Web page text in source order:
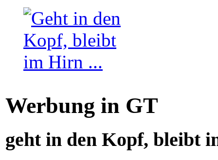
Werbung in GT
geht in den Kopf, bleibt